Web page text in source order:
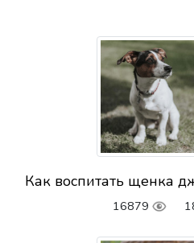
Как воспитать щенка
16879